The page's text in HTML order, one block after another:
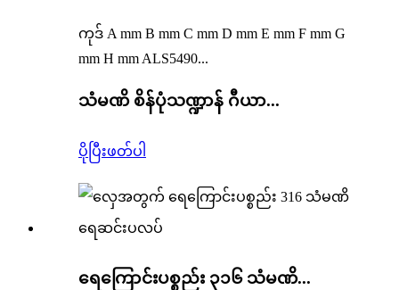
ကုဒ် A mm B mm C mm D mm E mm F mm G
mm H mm ALS5490...
သံမဏိ စိန်ပုံသဏ္ဍာန် ဂီယာ...
ပိုပြီးဖတ်ပါ
ရေကြောင်းပစ္စည်း ၃၁၆ သံမဏိ...